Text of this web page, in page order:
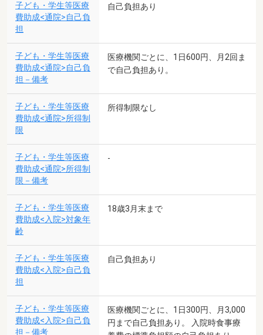
子ども・学生等医療
費助成<通院>自己負
担
自己負担あり
子ども・学生等医療
費助成<通院>自己負
担－備考
医療機関ごとに、1日600円、月2回ま
で自己負担あり。
子ども・学生等医療
費助成<通院>所得制
限
所得制限なし
子ども・学生等医療
費助成<通院>所得制
限－備考
-
子ども・学生等医療
費助成<入院>対象年
齢
18歳3月末まで
子ども・学生等医療
費助成<入院>自己負
担
自己負担あり
子ども・学生等医療
費助成<入院>自己負
担－備考
医療機関ごとに、1日300円、月3,000
円まで自己負担あり。 入院時食事療